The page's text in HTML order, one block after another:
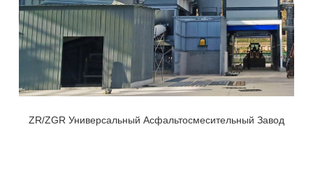
ZR/ZGR Универсальный Асфальтосмесительный Завод